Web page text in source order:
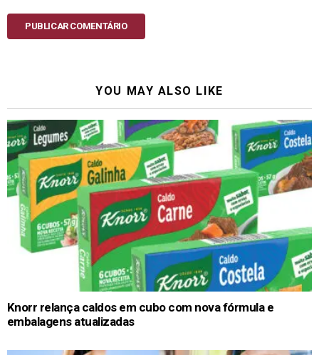
PUBLICAR COMENTÁRIO
YOU MAY ALSO LIKE
Knorr relança caldos em cubo com nova fórmula e
embalagens atualizadas